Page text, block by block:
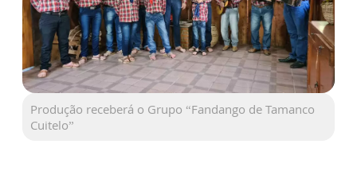
Produção receberá o Grupo “Fandango de Tamanco
Cuitelo”